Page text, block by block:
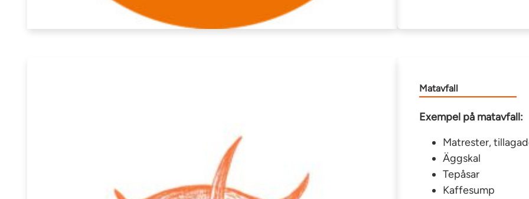
Matavfall
Exempel på matavfall:
Matrester,
Äggskal
Tepåsar
Kaffesump